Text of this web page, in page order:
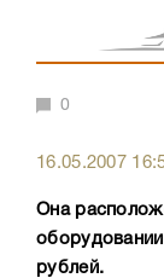
0
16.05.2007
Она
рублей.